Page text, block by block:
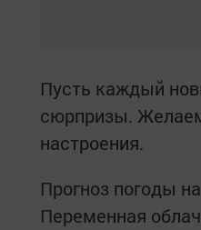
Пусть каждый
сюрпризы.
настроения.
Прогноз погоды
Переменная